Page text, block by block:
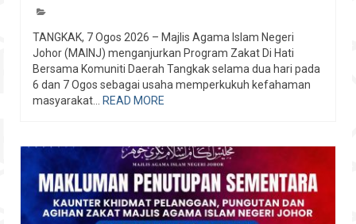
TANGKAK, 7 Ogos 2026 – Majlis Agama Islam Negeri
Johor (MAINJ) menganjurkan Program Zakat Di Hati
Bersama Komuniti Daerah Tangkak selama dua hari pada
6 dan 7 Ogos sebagai usaha memperkukuh kefahaman
masyarakat...
READ MORE